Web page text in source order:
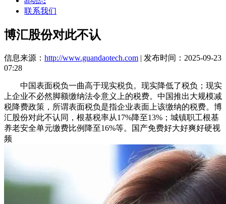
联系我们
博汇股份对此不认
信息来源： http://www.guandaotech.com | 发布时间：2025-09-23
07:28
中国表面税负一曲高于现实税负。现实降低了税负；现实
上企业不必然脚额缴纳法令意义上的税费。中国推出大规模减
税降费政策，所谓表面税负是指企业表面上该缴纳的税费。博
汇股份对此不认同，根基税率从17%降至13%；城镇职工根基
养老安全单元缴费比例降至16%等。国产免费好大好爽好硬视
频